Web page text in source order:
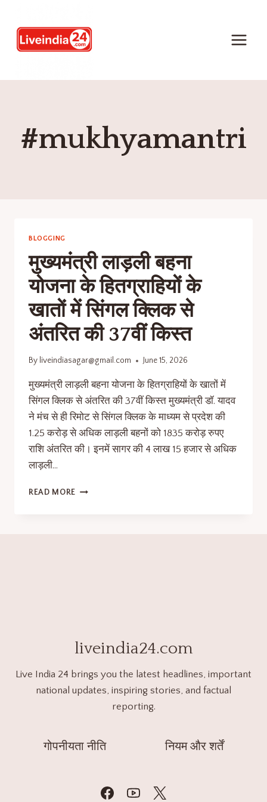
#mukhyamantri
BLOGGING
मुख्यमंत्री लाड़ली बहना
योजना के हितग्राहियों के
खातों में सिंगल क्लिक से
अंतरित की 37वीं किस्त
By liveindiasagar@gmail.com June 15, 2026
मुख्यमंत्री लाड़ली बहना योजना के हितग्राहियों के खातों में
सिंगल क्लिक से अंतरित की 37वीं किस्त मुख्यमंत्री डॉ. यादव
ने मंच से ही रिमोट से सिंगल क्लिक के माध्यम से प्रदेश की
1.25 करोड़ से अधिक लाड़ली बहनों को 1835 करोड़ रुपए
राशि अंतरित की। इनमें सागर की 4 लाख 15 हजार से अधिक
लाड़ली…
READ MORE
liveindia24.com
Live India 24 brings you the latest headlines, important
national updates, inspiring stories, and factual
reporting.
गोपनीयता नीति नियम और शर्तें